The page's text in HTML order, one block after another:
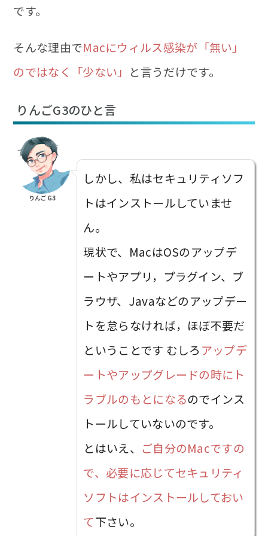
です。
そんな理由でMacにウィルス感染が「無い」
のではなく「少ない」 と言うだけです。
りんごG3のひと言
りんごG3
しかし、私はセキュリティソフ
トはインストールしていませ
ん。
現状で、MacはOSのアップデ
ートやアプリ，プラグイン、ブ
ラウザ、Javaなどのアップデー
トを怠らなければ，ほぼ不要だ
ということです むしろ アップデ
ートやアップグレードの時にト
ラブルのもとになるのでインス
トールしていないのです。
とはいえ、 ご自分のMacですの
で、必要に応じてセキュリティ
ソフトはインストールしておい
て下さい。